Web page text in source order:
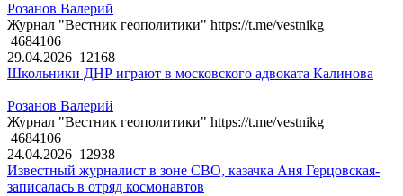
Розанов Валерий
Журнал "Вестник геополитики" https://t.me/vestnikg
4684106
29.04.2026 12168
Школьники ДНР играют в московского адвоката Калинова
Розанов Валерий
Журнал "Вестник геополитики" https://t.me/vestnikg
4684106
24.04.2026 12938
Известный журналист в зоне СВО, казачка Аня Герцовская-
записалась в отряд космонавтов